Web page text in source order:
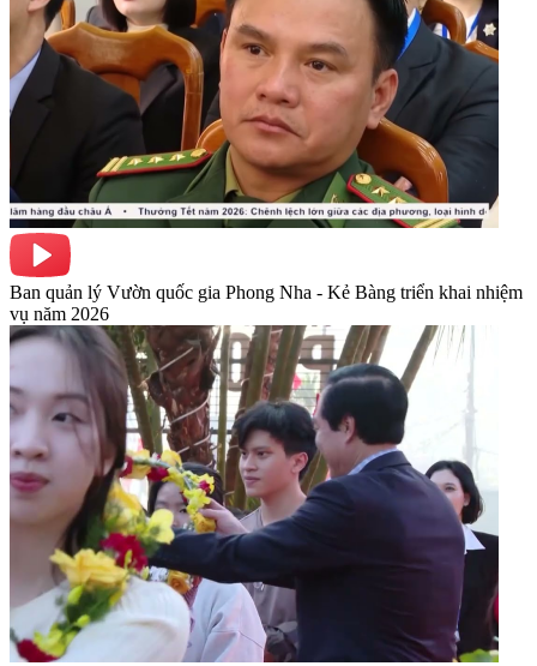
Ban quản lý Vườn quốc gia Phong Nha - Kẻ Bàng triển khai nhiệm
vụ năm 2026